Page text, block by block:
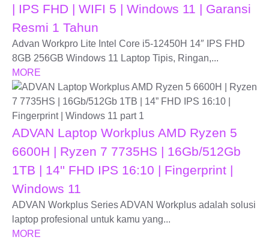
| IPS FHD | WIFI 5 | Windows 11 | Garansi
Resmi 1 Tahun
Advan Workpro Lite Intel Core i5-12450H 14″ IPS FHD
8GB 256GB Windows 11 Laptop Tipis, Ringan,...
MORE
ADVAN Laptop Workplus AMD Ryzen 5
6600H | Ryzen 7 7735HS | 16Gb/512Gb
1TB | 14'' FHD IPS 16:10 | Fingerprint |
Windows 11
ADVAN Workplus Series ADVAN Workplus adalah solusi
laptop profesional untuk kamu yang...
MORE